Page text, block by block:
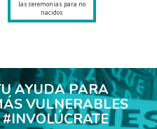
las ceremonias para no
nacidos
AYUDA PARA
VULNERABLES